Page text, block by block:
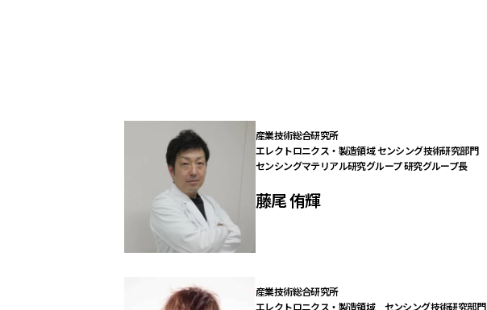
産業技術総合研究所
エレクトロニクス・製造領域 センシング技術研究部門
センシングマテリアル研究グループ 研究グループ長
藤尾 侑輝
産業技術総合研究所
エレクトロニクス・製造領域　センシング技術研究部門